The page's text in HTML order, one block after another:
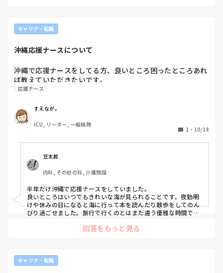
キャリア・転職
沖縄応援ナースについて
沖縄で応援ナースをしてる方、良いところ困ったところあれ
ば教えていただきたいです。
応援ナース
すえなが。
ICU, リーダー, 一般病院
1 ・ 10/18
豆太郎
内科, その他の科, 介護施設
半年だけ沖縄で応援ナースをしていました。
良いところはいつでもきれいな海が見られることです。夜勤明
けや休みの日になると海に行って本を読んだり散歩をしてのん
びり過ごせました。旅行で行くのとはまた違う優雅な時間でし
台風も大きな台風に慣れていなかったので本当に身の危険を感
じました。
回答をもっと見る
キャリア・転職